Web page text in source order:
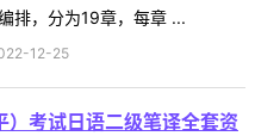
排，分为19章，每章 ...
12-25
考试日语二级笔译全套资